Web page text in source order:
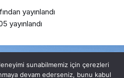
yayınlandı
yayınlandı
sunabilmemiz için çerezleri
devam ederseniz, bunu kabul